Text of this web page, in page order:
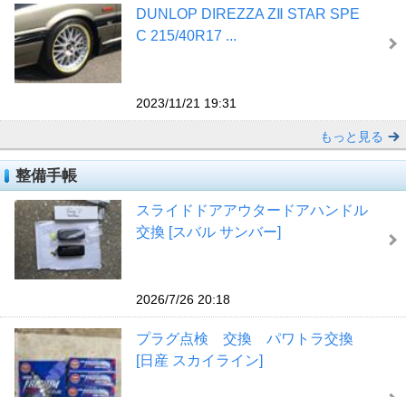
DUNLOP DIREZZA ZⅡ STAR SPE
C 215/40R17 ...
2023/11/21 19:31
もっと見る
整備手帳
スライドドアアウタードアハンドル
交換 [スバル サンバー]
2026/7/26 20:18
プラグ点検 交換 パワトラ交換
[日産 スカイライン]